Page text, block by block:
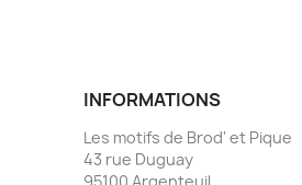
INFORMATIONS
Les motifs de Brod' et Pique
43 rue Duguay